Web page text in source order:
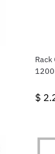
$